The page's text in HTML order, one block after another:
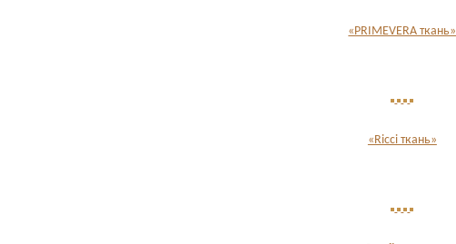
«PRIMEVERA ткань»
«Ricci ткань»